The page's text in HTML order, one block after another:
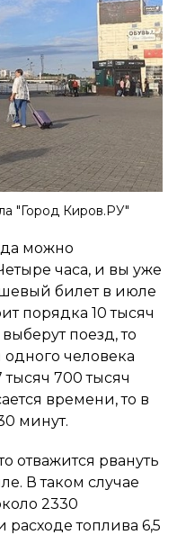
"Город Киров.РУ"
можно
часа, и вы уже
билет в июле
порядка 10 тысяч
поезд, то
одного человека
700 тысяч
времени, то в
минут.
отважится рвануть
В таком случае
2330
топлива 6,5